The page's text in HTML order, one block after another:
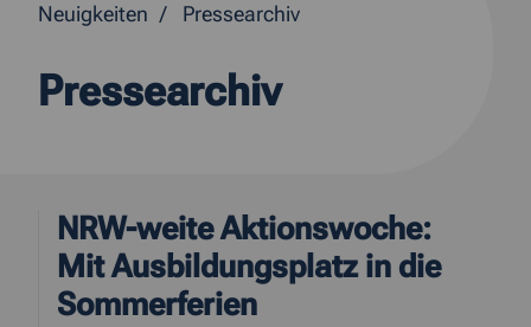
Neuigkeiten
Pressearchiv
Pressearchiv
NRW-weite Aktionswoche:
Mit Ausbildungsplatz in die
Sommerferien